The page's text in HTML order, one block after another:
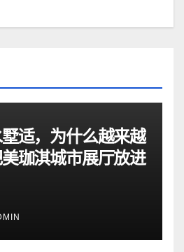
适，为什么越来越
珈淇城市展厅放进